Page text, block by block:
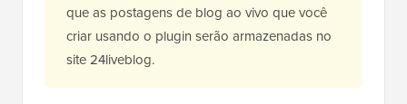
que as postagens de blog ao vivo que você
criar usando o plugin serão armazenadas no
site 24liveblog.